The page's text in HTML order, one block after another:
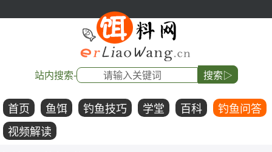
站内搜索- 搜索▷
首页 鱼饵 钓鱼技巧 学堂 百科
钓鱼问答
视频解读